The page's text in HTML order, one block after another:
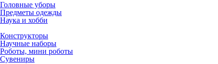
Головные уборы
Предметы одежды
Наука и хобби
Конструкторы
Научные наборы
Роботы, мини роботы
Сувениры